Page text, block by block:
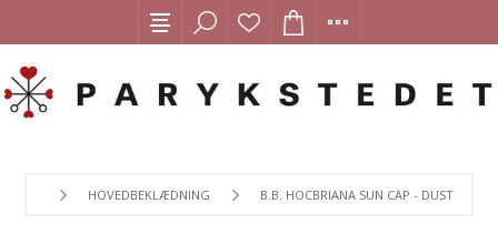
HOVEDBEKLÆDNING B.B. HOCBRIANA SUN CAP - DUSTY